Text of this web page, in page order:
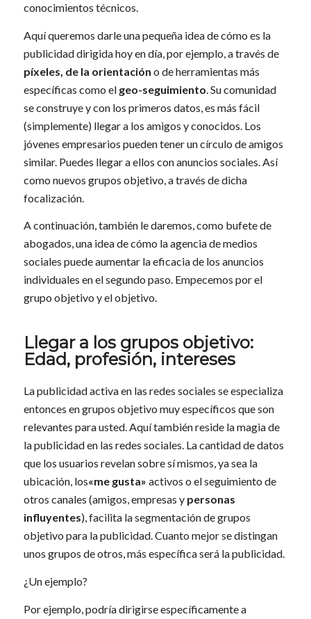
conocimientos técnicos.
Aquí queremos darle una pequeña idea de cómo es la
publicidad dirigida hoy en día, por ejemplo, a través de
píxeles, de la orientación o de herramientas más
específicas como el geo-seguimiento. Su comunidad
se construye y con los primeros datos, es más fácil
(simplemente) llegar a los amigos y conocidos. Los
jóvenes empresarios pueden tener un círculo de amigos
similar. Puedes llegar a ellos con anuncios sociales. Así
como nuevos grupos objetivo, a través de dicha
focalización.
A continuación, también le daremos, como bufete de
abogados, una idea de cómo la agencia de medios
sociales puede aumentar la eficacia de los anuncios
individuales en el segundo paso. Empecemos por el
grupo objetivo y el objetivo.
Llegar a los grupos objetivo:
Edad, profesión, intereses
La publicidad activa en las redes sociales se especializa
entonces en grupos objetivo muy específicos que son
relevantes para usted. Aquí también reside la magia de
la publicidad en las redes sociales. La cantidad de datos
que los usuarios revelan sobre sí mismos, ya sea la
ubicación, los«me gusta» activos o el seguimiento de
otros canales (amigos, empresas y personas
influyentes), facilita la segmentación de grupos
objetivo para la publicidad. Cuanto mejor se distingan
unos grupos de otros, más específica será la publicidad.
¿Un ejemplo?
Por ejemplo, podría dirigirse específicamente a